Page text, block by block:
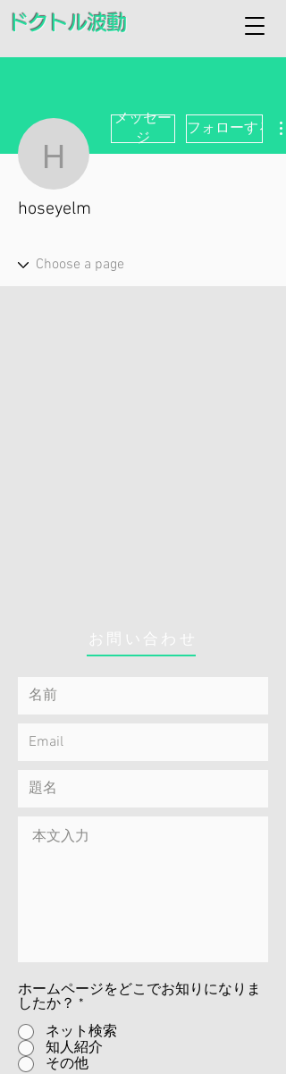
ドクトル波動
hoseyelm
メッセー
ジ
フォローする
hoseyelm
お問い合わせ
ホームページをどこでお知りになりま
したか？ *
ネット検索
知人紹介
その他